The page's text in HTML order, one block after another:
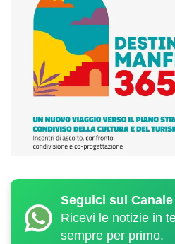
Seguici sul
Ricevi le notizie in
sempre per primo.